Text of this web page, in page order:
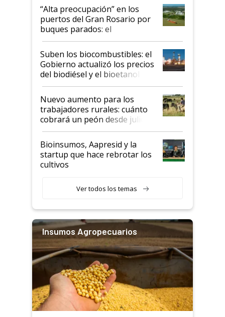
“Alta preocupación” en los
puertos del Gran Rosario por
buques parados: el
funcionamiento de las
exportadoras en tensión tras
la medida de fuerza de los
prácticos
Suben los biocombustibles: el
Gobierno actualizó los precios
del biodiésel y el bioetanol
Nuevo aumento para los
trabajadores rurales: cuánto
cobrará un peón desde julio
Bioinsumos, Aapresid y la
startup que hace rebrotar los
cultivos
Ver todos los temas
Insumos Agropecuarios